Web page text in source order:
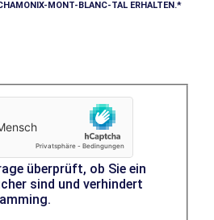
MONT-BLANC-TAL ERHALTEN.
überprüft, ob Sie ein
sind und verhindert